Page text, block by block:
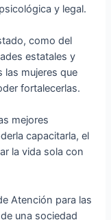
y legal.
como del
estatales y
las mujeres que
fortalecerlas.
mejores
capacitarla, el
la vida sola con
Atención para las
una sociedad